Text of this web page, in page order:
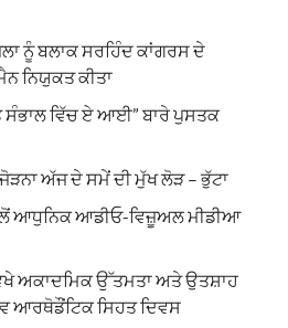
ਨੂੰ ਬਲਾਕ ਸਰਹਿੰਦ ਕਾਂਗਰਸ ਦੇ
ਨਿਯੁਕਤ ਕੀਤਾ
ਸੰਭਾਲ ਵਿੱਚ ਏ ਆਈ” ਬਾਰੇ ਪੁਸਤਕ
ਜੋੜਨਾ ਅੱਜ ਦੇ ਸਮੇਂ ਦੀ ਮੁੱਖ ਲੋੜ – ਭੁੱਟਾ
ਆਧੁਨਿਕ ਆਡੀਓ-ਵਿਜ਼ੂਅਲ ਮੀਡੀਆ
ਅਕਾਦਮਿਕ ਉੱਤਮਤਾ ਅਤੇ ਉਤਸ਼ਾਹ
ਆਰਥੋਡੌਂਟਿਕ ਸਿਹਤ ਦਿਵਸ